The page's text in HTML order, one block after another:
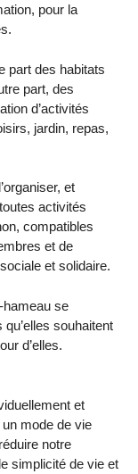
pour la
part des habitats
part, des
d’activités
jardin, repas,
et
activités
compatibles
et de
et solidaire.
hameau se
souhaitent
d’elles.
et
mode de vie
notre
simplicité de vie et